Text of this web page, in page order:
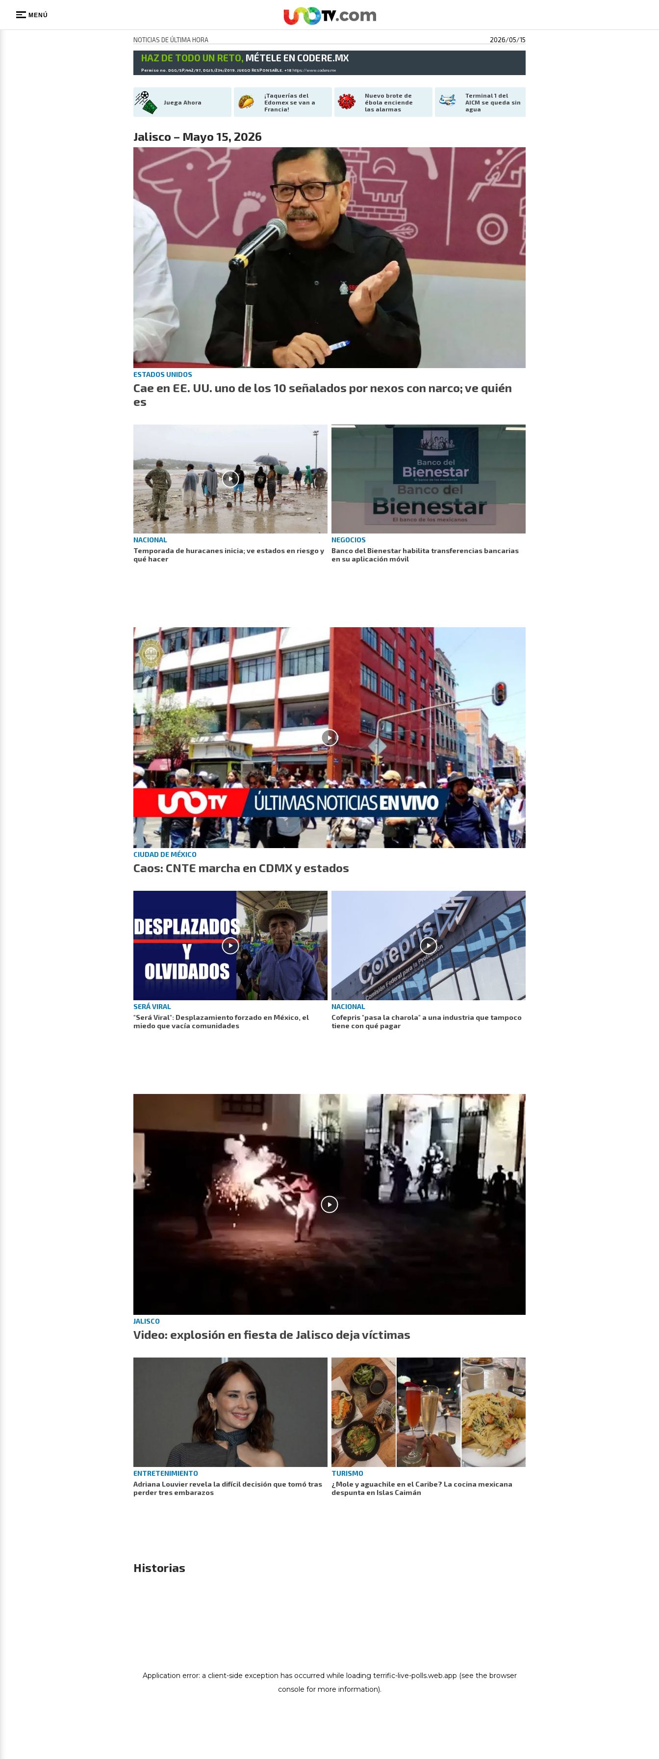
MENÚ
NOTICIAS DE ÚLTIMA HORA 2026/05/15
HAZ DE TODO UN RETO, MÉTELE EN CODERE.MX
Permiso no. DGG/SP/442/97, DGJS/234/2019. JUEGO RESPONSABLE. +18 https://www.codere.mx
Juega Ahora
¡Taquerías del
Edomex se van a
Francia!
Nuevo brote de
ébola enciende
las alarmas
Terminal 1 del
AICM se queda sin
agua
Jalisco – Mayo 15, 2026
ESTADOS UNIDOS
Cae en EE. UU. uno de los 10 señalados por nexos con narco; ve quién
es
NACIONAL
Temporada de huracanes inicia; ve estados en riesgo y
qué hacer
NEGOCIOS
Banco del Bienestar habilita transferencias bancarias
en su aplicación móvil
CIUDAD DE MÉXICO
Caos: CNTE marcha en CDMX y estados
SERÁ VIRAL
"Será Viral": Desplazamiento forzado en México, el
miedo que vacía comunidades
NACIONAL
Cofepris "pasa la charola" a una industria que tampoco
tiene con qué pagar
JALISCO
Video: explosión en fiesta de Jalisco deja víctimas
ENTRETENIMIENTO
Adriana Louvier revela la difícil decisión que tomó tras
perder tres embarazos
TURISMO
¿Mole y aguachile en el Caribe? La cocina mexicana
despunta en Islas Caimán
Historias